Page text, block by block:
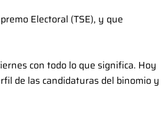
Electoral (TSE), y que
con todo lo que significa. Hoy
de las candidaturas del binomio y